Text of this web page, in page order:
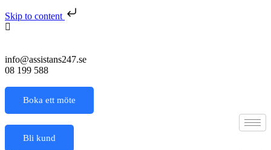
Skip to content
info@assistans247.se
08 199 588
Boka ett möte
Bli kund